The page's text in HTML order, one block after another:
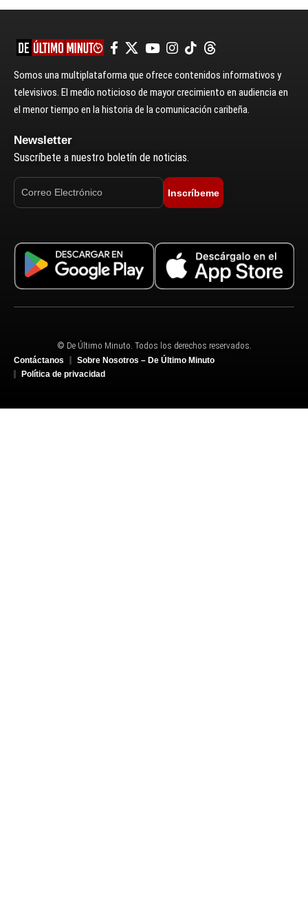
Somos una multiplataforma que ofrece contenidos informativos y
televisivos. El medio noticioso de mayor crecimiento en audiencia en
el menor tiempo en la historia de la comunicación caribeña.
Newsletter
Suscríbete a nuestro boletín de noticias.
Inscríbeme
© De Último Minuto. Todos los derechos reservados.
Contáctanos
Sobre Nosotros – De Último Minuto
Política de privacidad